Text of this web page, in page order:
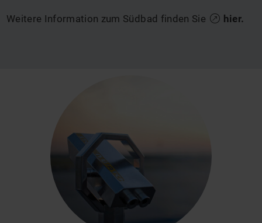
Weitere Information zum Südbad finden Sie hier.